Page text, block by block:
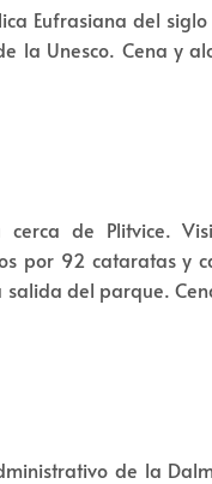
Eufrasiana del
la Unesco. Cena y
cerca de Plitvice.
por 92 cataratas y
salida del parque.
de la